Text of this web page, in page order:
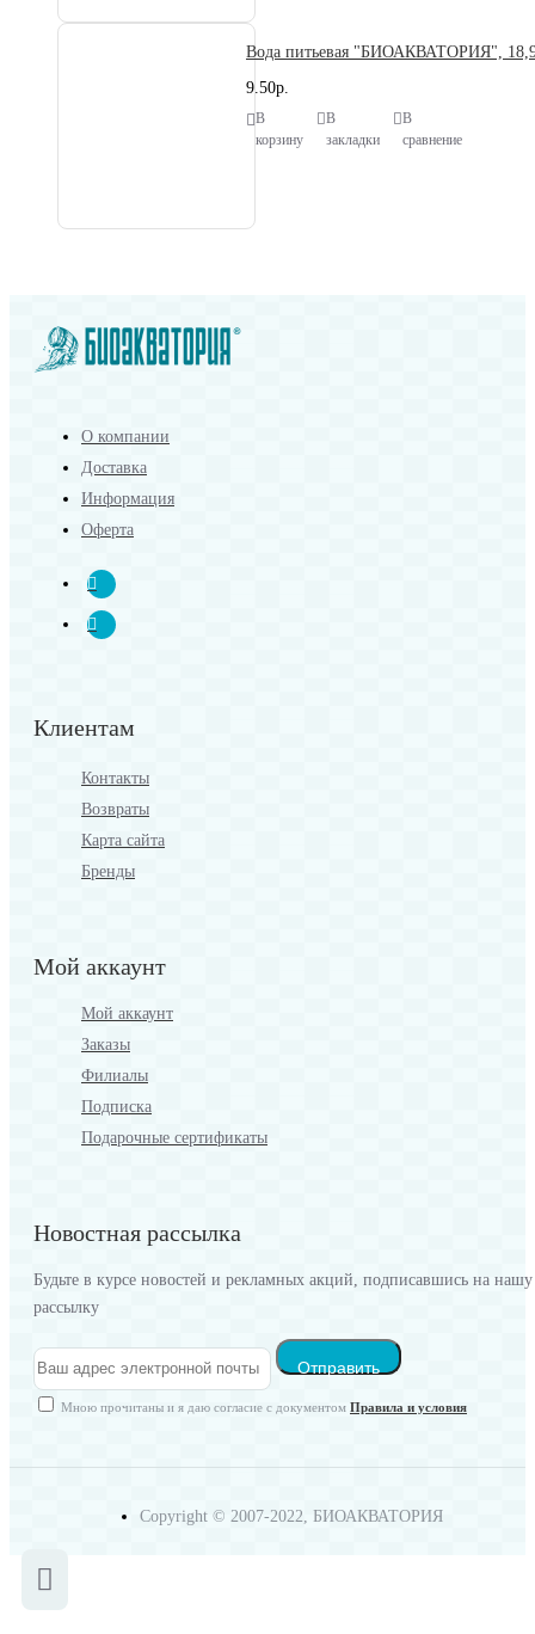
Вода питьевая "БИОАКВАТОРИЯ",
9.50р.
В
корзину
В
закладки
В
сравнение
О компании
Доставка
Информация
Оферта
Клиентам
Контакты
Возвраты
Карта сайта
Бренды
Мой аккаунт
Мой аккаунт
Заказы
Филиалы
Подписка
Подарочные сертификаты
Новостная рассылка
Будьте в курсе новостей и рекламных акций, подписавшись на нашу
рассылку
Отправить
Мною прочитаны и я даю согласие с документом Правила и условия
Copyright © 2007-2022, БИОАКВАТОРИЯ